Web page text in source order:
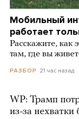
Мобильный
работает
Расскажите, как
там, где вы
РАЗБОР 21 час назад
WP: Трамп
из-за нехватки